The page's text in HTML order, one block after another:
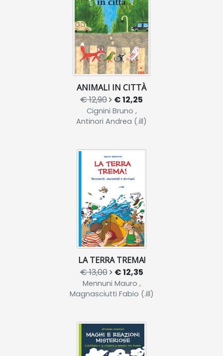
ANIMALI IN CITTÀ
€ 12,90 € 12,25
Cignini Bruno ,
Antinori Andrea (.ill)
LA TERRA TREMA!
€ 13,00 € 12,35
Mennuni Mauro ,
Magnasciutti Fabio (.ill)